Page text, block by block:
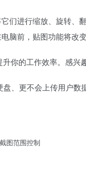
们进行缩放、旋转、
脑前，贴图功能将改
你的工作效率。感兴
、更不会上传用户数
图范围控制